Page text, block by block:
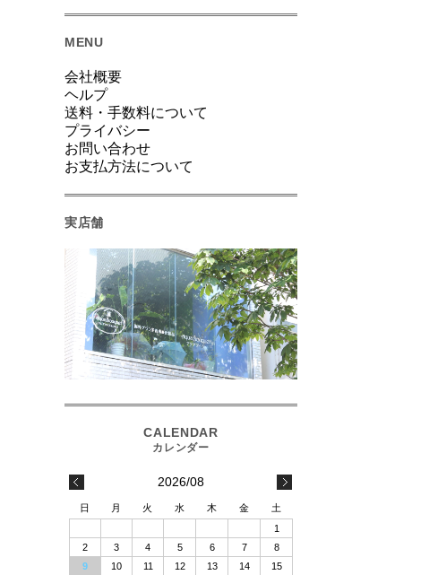
MENU
会社概要
ヘルプ
送料・手数料について
プライバシー
お問い合わせ
お支払方法について
実店舗
2026/08
日 月 火 水 木 金
土
1
2
3 4 5 6 7
8
9
10 11 12 13 14
15